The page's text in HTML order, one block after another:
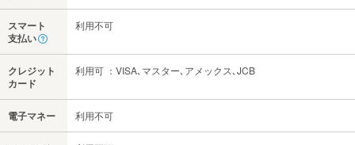
スマート
支払い
利用不可
クレジット
カード
利用可 ：VISA､マスター､アメックス､JCB
電子マネー 利用不可